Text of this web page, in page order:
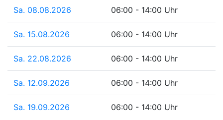
Sa. 08.08.2026 06:00 - 14:00 Uhr
Sa. 15.08.2026 06:00 - 14:00 Uhr
Sa. 22.08.2026 06:00 - 14:00 Uhr
Sa. 12.09.2026 06:00 - 14:00 Uhr
Sa. 19.09.2026 06:00 - 14:00 Uhr